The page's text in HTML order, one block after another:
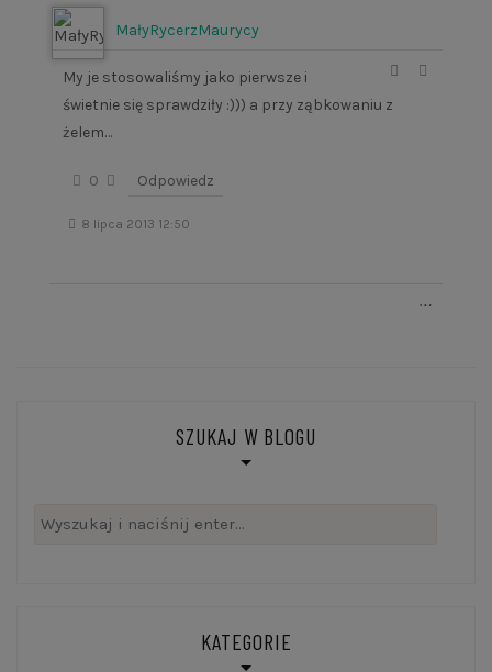
MałyRycerzMaurycy
My je stosowaliśmy jako pierwsze i
świetnie się sprawdziły :))) a przy ząbkowaniu z
żelem…
0 Odpowiedz
8 lipca 2013 12:50
SZUKAJ W BLOGU
Szukaj:
KATEGORIE